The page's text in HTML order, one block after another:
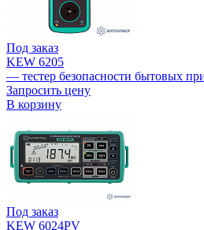
Под заказ
KEW 6205
— тестер безопасности бытовых
Запросить цену
В корзину
Под заказ
KEW 6024PV